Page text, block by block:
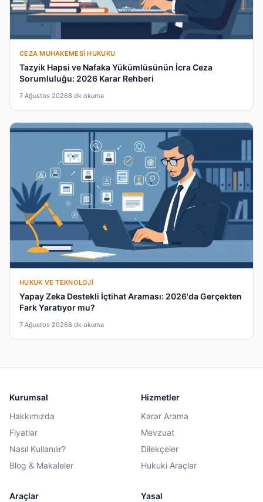
CEZA MUHAKEMESI HUKUKU
Tazyik Hapsi ve Nafaka Yükümlüsünün İcra Ceza
Sorumluluğu: 2026 Karar Rehberi
7 Ağustos 20268 dk okuma
HUKUK VE TEKNOLOJI
Yapay Zeka Destekli İçtihat Araması: 2026'da Gerçekten
Fark Yaratıyor mu?
7 Ağustos 20268 dk okuma
Kurumsal
Hakkımızda
Fiyatlar
Nasıl Kullanılır?
Blog & Makaleler
Hizmetler
Karar Arama
Mevzuat
Dilekçeler
Hukuki Araçlar
Araçlar Yasal